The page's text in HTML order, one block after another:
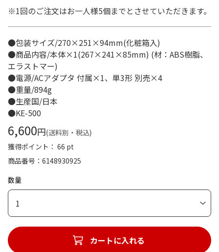
※1回のご注文はお一人様5個までとさせていただきます。
●包装サイズ/270×251×94mm(化粧箱入)
●商品内容/本体×1(267×241×85mm) (材：ABS樹脂、
エラストマー)
●電源/ACアダプタ 付属×1、単3形 別売×4
●重量/894g
●生産国/日本
●KE-500
6,600円(送料別・税込)
獲得ポイント： 66 pt
商品番号
6148930925
数量
1
カートに入れる